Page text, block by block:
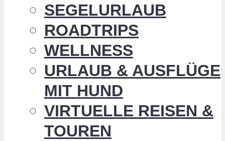
SEGELURLAUB
ROADTRIPS
WELLNESS
URLAUB & AUSFLÜGE
MIT HUND
VIRTUELLE REISEN &
TOUREN